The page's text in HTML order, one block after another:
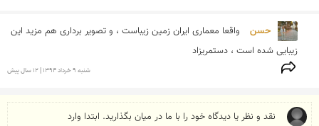
حسن
زیبایی شده است ، دستمریزاد
شنبه 9 خرداد 1394 | 12 سال پیش